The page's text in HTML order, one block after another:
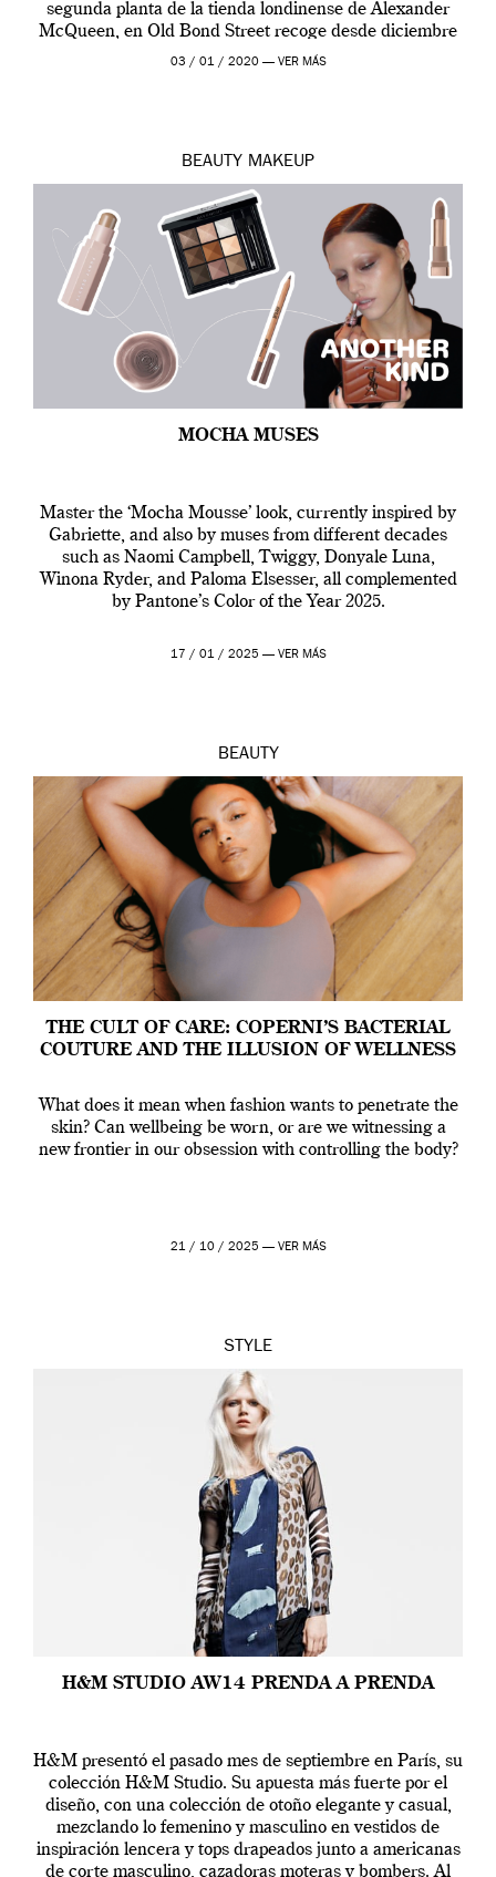
segunda planta de la tienda londinense de Alexander
McQueen, en Old Bond Street recoge desde diciembre
de 2019 hasta final de abril […]
03 / 01 / 2020 — VER MÁS
BEAUTY MAKEUP
MOCHA MUSES
Master the ‘Mocha Mousse’ look, currently inspired by
Gabriette, and also by muses from different decades
such as Naomi Campbell, Twiggy, Donyale Luna,
Winona Ryder, and Paloma Elsesser, all complemented
by Pantone’s Color of the Year 2025.
17 / 01 / 2025 — VER MÁS
BEAUTY
THE CULT OF CARE: COPERNI’S BACTERIAL
COUTURE AND THE ILLUSION OF WELLNESS
What does it mean when fashion wants to penetrate the
skin? Can wellbeing be worn, or are we witnessing a
new frontier in our obsession with controlling the body?
21 / 10 / 2025 — VER MÁS
STYLE
H&M STUDIO AW14 PRENDA A PRENDA
H&M presentó el pasado mes de septiembre en París, su
colección H&M Studio. Su apuesta más fuerte por el
diseño, con una colección de otoño elegante y casual,
mezclando lo femenino y masculino en vestidos de
inspiración lencera y tops drapeados junto a americanas
de corte masculino, cazadoras moteras y bombers. Al